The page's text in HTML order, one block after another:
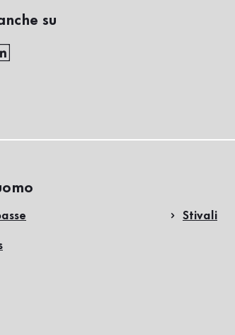
su
Stivali